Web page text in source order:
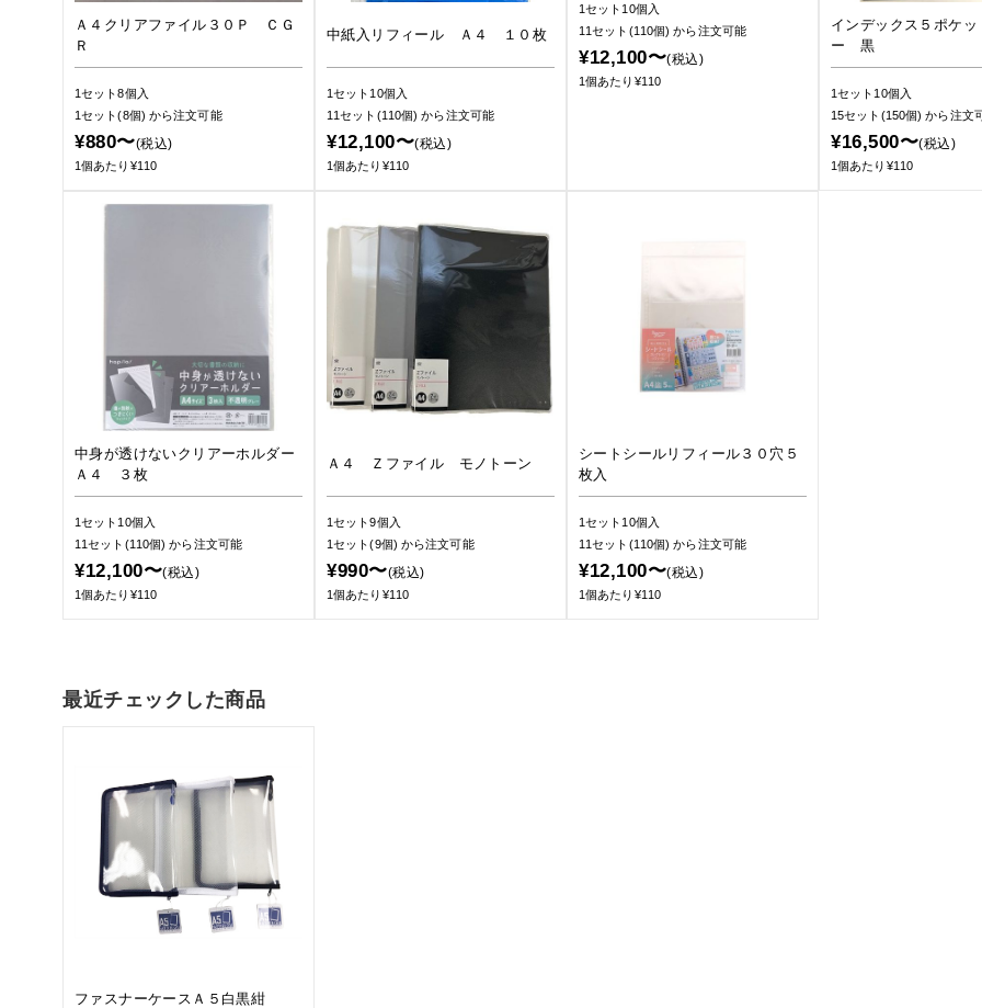
Ａ４クリアファイル３０Ｐ ＣＧ
Ｒ
1セット8個入
1セット(8個) から注文可能
¥880〜(税込)
1個あたり¥110
中紙入リフィール Ａ４ １０枚
1セット10個入
11セット(110個)から注文可能
¥12,100〜(税込)
1個あたり¥110
1セット10個入
11セット(110個)から注文可能
¥12,100〜(税込)
1個あたり¥110
インデックス５ポケッ
ー 黒
1セット10個入
15セット(150個)から注文
¥16,500〜(税込)
1個あたり¥110
中身が透けないクリアーホルダー
Ａ４ ３枚
1セット10個入
11セット(110個)から注文可能
¥12,100〜(税込)
1個あたり¥110
Ａ４ Ｚファイル モノトーン
1セット9個入
1セット(9個) から注文可能
¥990〜(税込)
1個あたり¥110
シートシールリフィール３０穴５
枚入
1セット10個入
11セット(110個)から注文可能
¥12,100〜(税込)
1個あたり¥110
最近チェックした商品
ファスナーケースＡ５白黒紺